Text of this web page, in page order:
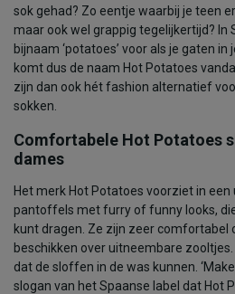
sok gehad? Zo eentje waarbij je teen
maar ook wel grappig tegelijkertijd? In
bijnaam ‘potatoes’ voor als je gaten in
komt dus de naam Hot Potatoes
zijn dan ook hét fashion alternatief
sokken.
Comfortabele Hot Potatoes
dames
Het merk Hot Potatoes voorziet in
pantoffels met furry of funny looks,
kunt dragen. Ze zijn zeer comfortabel
beschikken over uitneembare
dat de sloffen in de was kunnen.
slogan van het Spaanse label dat Hot